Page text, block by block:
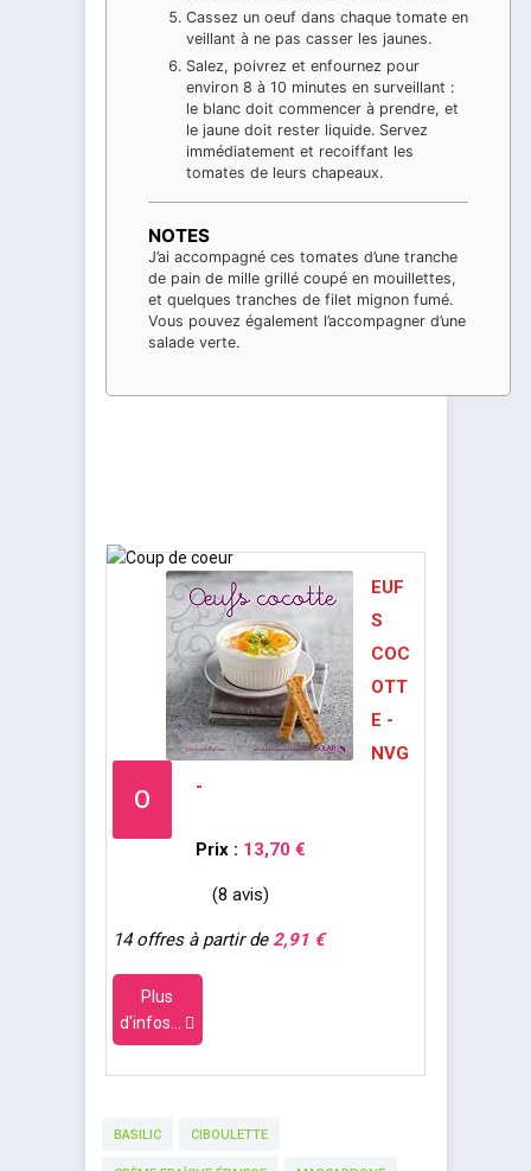
Cassez un oeuf dans chaque tomate en
veillant à ne pas casser les jaunes.
Salez, poivrez et enfournez pour
environ 8 à 10 minutes en surveillant :
le blanc doit commencer à prendre, et
le jaune doit rester liquide. Servez
immédiatement et recoiffant les
tomates de leurs chapeaux.
NOTES
J’ai accompagné ces tomates d’une tranche
de pain de mille grillé coupé en mouillettes,
et quelques tranches de filet mignon fumé.
Vous pouvez également l’accompagner d’une
salade verte.
O
EUF
S
COC
OTT
E -
NVG
-
Prix : 13,70 €
(8 avis)
14 offres à partir de2,91 €
Plus
d'infos...
BASILIC CIBOULETTE